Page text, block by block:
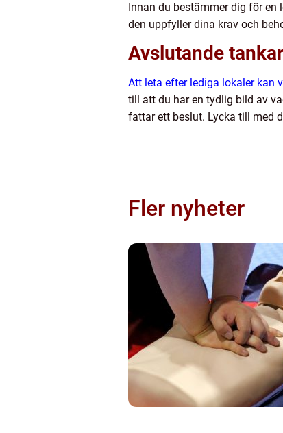
Innan du bestämmer dig för
den uppfyller dina krav och
Avslutande tankar
Att leta efter lediga lokaler kan
till att du har en tydlig bild av
fattar ett beslut. Lycka till med
Fler nyheter